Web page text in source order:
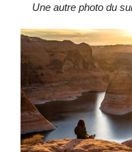
Une autre photo du